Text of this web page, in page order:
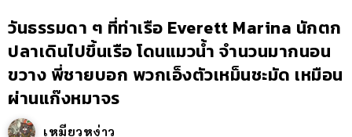
วันธรรมดา ๆ ที่ท่าเรือ Everett Marina นักตก
ปลาเดินไปขึ้นเรือ โดนแมวน้ำ จำนวนมากนอน
ขวาง พี่ชายบอก พวกเอ็งตัวเหม็นชะมัด เหมือน
ผ่านแก๊งหมาจร
เหมียวหง่าว